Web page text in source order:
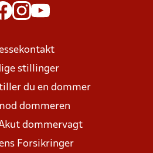
stillinger
du en dommer
dommeren
dommervagt
Forsikringer